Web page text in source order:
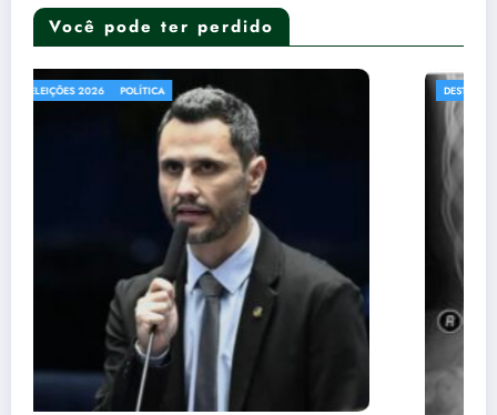
Você pode ter perdido
DESTAQUES SAÚDE